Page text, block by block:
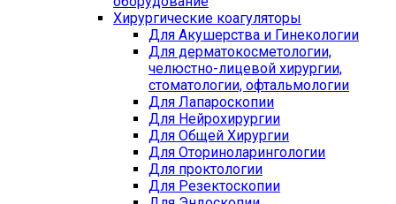
Хирургические коагуляторы
Для Акушерства и Гинекологии
Для дерматокосметологии,
челюстно-лицевой хирургии,
стоматологии, офтальмологии
Для Лапароскопии
Для Нейрохирургии
Для Общей Хирургии
Для Оториноларингологии
Для проктологии
Для Резектоскопии